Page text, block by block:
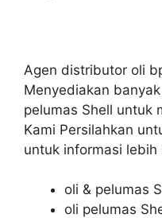
Agen distributor oli
Menyediakan
pelumas Shell untuk
Kami Persilahkan
untuk informasi
oli & pelumas
oli pelumas